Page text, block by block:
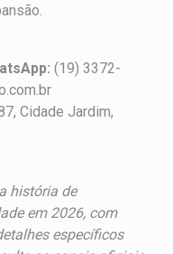
(19) 3372-
Cidade Jardim,
história de
em 2026, com
específicos